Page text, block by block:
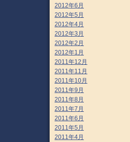
2012年6月
2012年5月
2012年4月
2012年3月
2012年2月
2012年1月
2011年12月
2011年11月
2011年10月
2011年9月
2011年8月
2011年7月
2011年6月
2011年5月
2011年4月